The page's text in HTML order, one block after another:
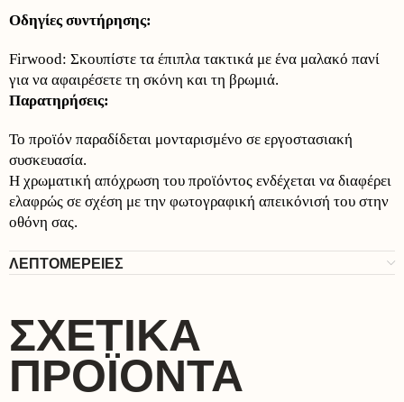
Οδηγίες συντήρησης:
Firwood: Σκουπίστε τα έπιπλα τακτικά με ένα μαλακό πανί
για να αφαιρέσετε τη σκόνη και τη βρωμιά.
Παρατηρήσεις:
Το προϊόν παραδίδεται μονταρισμένο σε εργοστασιακή
συσκευασία.
Η χρωματική απόχρωση του προϊόντος ενδέχεται να διαφέρει
ελαφρώς σε σχέση με την φωτογραφική απεικόνισή του στην
οθόνη σας.
ΛΕΠΤΟΜΕΡΕΙΕΣ
ΣΧΕΤΙΚΆ
ΠΡΟΪΌΝΤΑ